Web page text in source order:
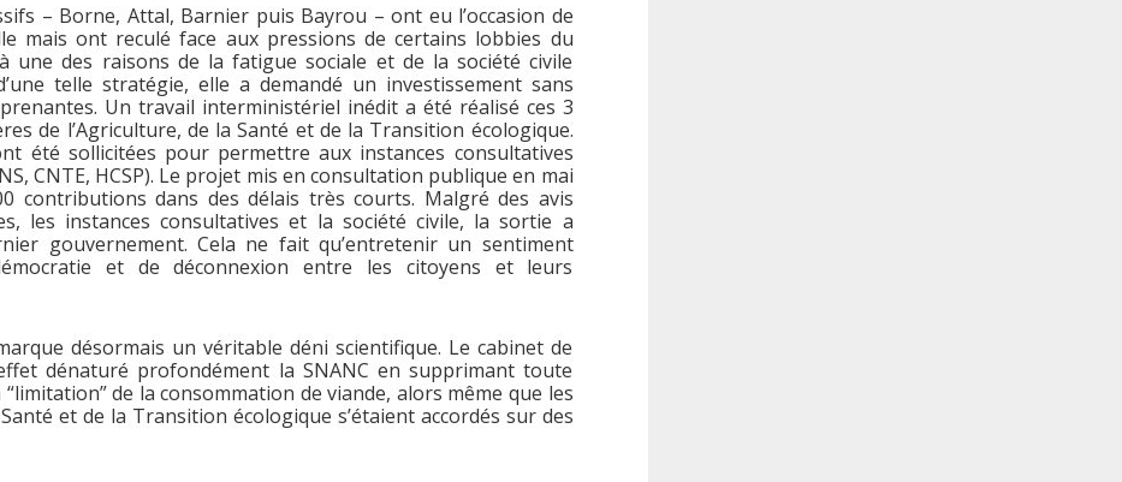
– Borne, Attal, Barnier puis Bayrou – ont eu l’occasion de
mais ont reculé face aux pressions de certains lobbies du
une des raisons de la fatigue sociale et de la société civile
telle stratégie, elle a demandé un investissement sans
Un travail interministériel inédit a été réalisé ces 3
de l’Agriculture, de la Santé et de la Transition écologique.
été sollicitées pour permettre aux instances consultatives
CNTE, HCSP). Le projet mis en consultation publique en mai
contributions dans des délais très courts. Malgré des avis
les instances consultatives et la société civile, la sortie a
gouvernement. Cela ne fait qu’entretenir un sentiment
et de déconnexion entre les citoyens et leurs
désormais un véritable déni scientifique. Le cabinet de
dénaturé profondément la SNANC en supprimant toute
de la consommation de viande, alors même que les
et de la Transition écologique s’étaient accordés sur des